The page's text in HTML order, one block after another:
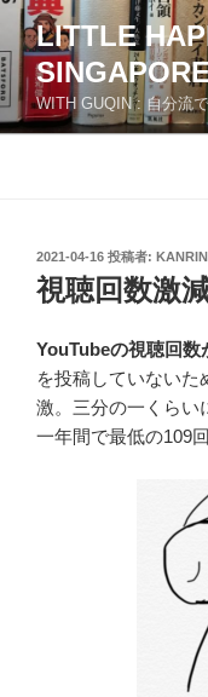
テ
ン
ツ
LITTLE
SINGAPORE
WITH GUQIN : 自分流
投
稿
日:
2021-04-16 投稿者:
視聴回数激
YouTubeの視聴回数
を投稿していないた
激。三分の一くらい
一年間で最低の109